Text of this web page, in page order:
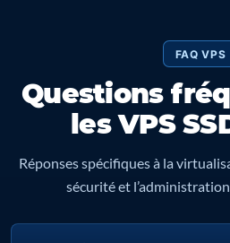
FAQ VPS
Questions
les VPS
Réponses spécifiques à la
sécurité et